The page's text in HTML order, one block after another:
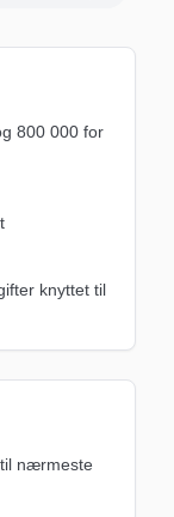
800 000 for
knyttet til
nærmeste